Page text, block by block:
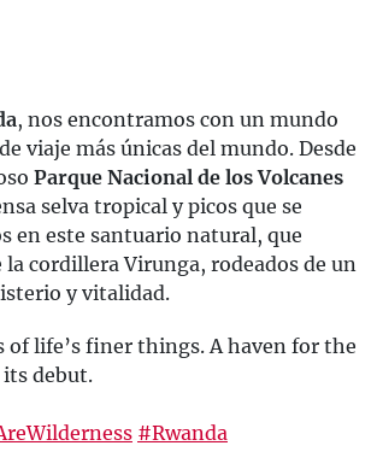
, nos encontramos con un mundo
viaje más únicas del mundo. Desde
Parque Nacional de los Volcanes
selva tropical y picos que se
en este santuario natural, que
cordillera Virunga, rodeados de un
y vitalidad.
of life’s finer things. A haven for the
debut.
#Rwanda